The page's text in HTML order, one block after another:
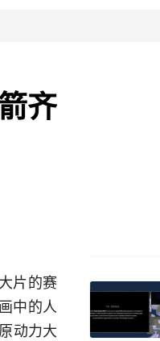
齐
片的赛
中的人
动力大